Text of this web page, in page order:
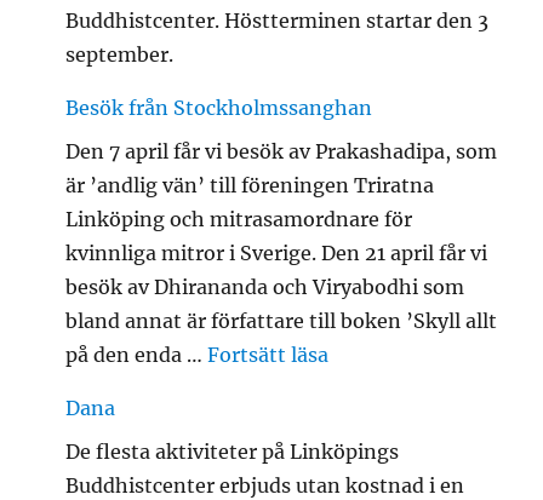
Buddhistcenter. Höstterminen startar den 3
september.
Besök från Stockholmssanghan
Den 7 april får vi besök av Prakashadipa, som
är ’andlig vän’ till föreningen Triratna
Linköping och mitrasamordnare för
kvinnliga mitror i Sverige. Den 21 april får vi
besök av Dhirananda och Viryabodhi som
bland annat är författare till boken ’Skyll allt
på den enda …Fortsätt läsa
Dana
De flesta aktiviteter på Linköpings
Buddhistcenter erbjuds utan kostnad i en